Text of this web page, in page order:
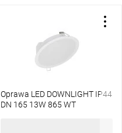
Oprawa LED DOWNLIGHT IP44
DN 165 13W 865 WT